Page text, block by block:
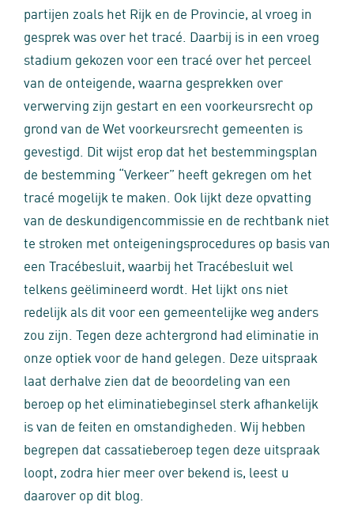
partijen zoals het Rijk en de Provincie, al vroeg in
gesprek was over het tracé. Daarbij is in een vroeg
stadium gekozen voor een tracé over het perceel
van de onteigende, waarna gesprekken over
verwerving zijn gestart en een voorkeursrecht op
grond van de Wet voorkeursrecht gemeenten is
gevestigd. Dit wijst erop dat het bestemmingsplan
de bestemming “Verkeer” heeft gekregen om het
tracé mogelijk te maken. Ook lijkt deze opvatting
van de deskundigencommissie en de rechtbank niet
te stroken met onteigeningsprocedures op basis van
een Tracébesluit, waarbij het Tracébesluit wel
telkens geëlimineerd wordt. Het lijkt ons niet
redelijk als dit voor een gemeentelijke weg anders
zou zijn. Tegen deze achtergrond had eliminatie in
onze optiek voor de hand gelegen. Deze uitspraak
laat derhalve zien dat de beoordeling van een
beroep op het eliminatiebeginsel sterk afhankelijk
is van de feiten en omstandigheden. Wij hebben
begrepen dat cassatieberoep tegen deze uitspraak
loopt, zodra hier meer over bekend is, leest u
daarover op dit blog.